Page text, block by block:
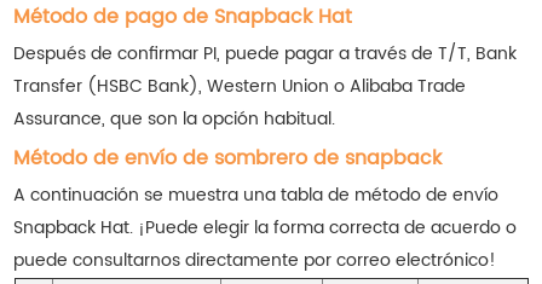
Método de pago de Snapback Hat
Después de confirmar PI, puede pagar a través de T/T, Bank
Transfer (HSBC Bank), Western Union o Alibaba Trade
Assurance, que son la opción habitual.
Método de envío de sombrero de snapback
A continuación se muestra una tabla de método de envío
Snapback Hat. ¡Puede elegir la forma correcta de acuerdo o
puede consultarnos directamente por correo electrónico!